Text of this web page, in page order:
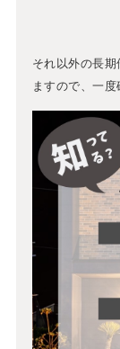
それ以外の長
ますので、一度